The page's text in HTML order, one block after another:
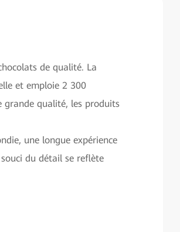
de qualité. La
et emploie 2 300
grande qualité, les produits
une longue expérience
du détail se reflète